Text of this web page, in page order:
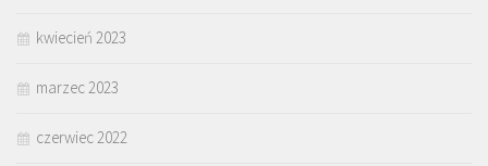
kwiecień 2023
marzec 2023
czerwiec 2022